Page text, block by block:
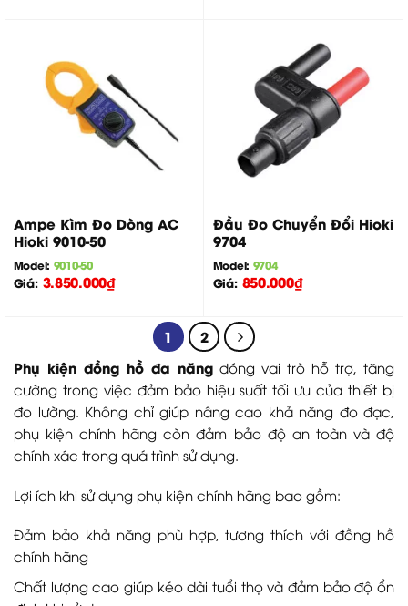
Ampe Kìm Đo Dòng AC
Hioki 9010-50
Model: 9010-50
Giá: 3.850.000₫
Đầu Đo Chuyển Đổi Hioki
9704
Model: 9704
Giá: 850.000₫
1
2
Phụ kiện đồng hồ đa năng đóng vai trò hỗ trợ, tăng
cường trong việc đảm bảo hiệu suất tối ưu của thiết bị
đo lường. Không chỉ giúp nâng cao khả năng đo đạc,
phụ kiện chính hãng còn đảm bảo độ an toàn và độ
chính xác trong quá trình sử dụng.
Lợi ích khi sử dụng phụ kiện chính hãng bao gồm:
Đảm bảo khả năng phù hợp, tương thích với đồng hồ
chính hãng
Chất lượng cao giúp kéo dài tuổi thọ và đảm bảo độ ổn